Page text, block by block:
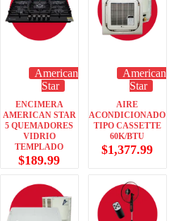
American
Star
ENCIMERA
AMERICAN STAR
5 QUEMADORES
VIDRIO
TEMPLADO
$189.99
American
Star
AIRE
ACONDICIONADO
TIPO CASSETTE
60K/BTU
$1,377.99